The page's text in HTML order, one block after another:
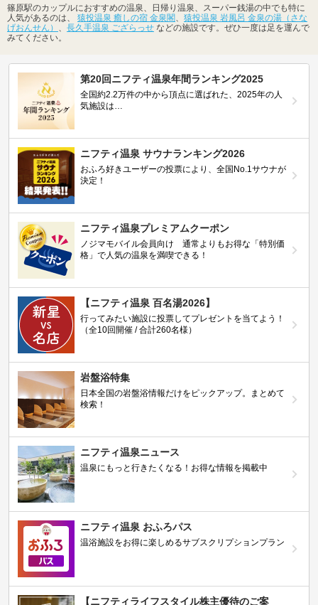
篠原駅のカップルにおすすめの温泉、日帰り温泉、スーパー銭湯の中でも特に
人気があるのは、 猿投温泉 癒しの宿 金泉閣
猿投温泉 岩風呂 金泉の湯（さな
げおんせん）
長久手温泉 ござらっせ などの施設です。ぜひ一度は足を運んで
みてください。
第20回ニフティ温泉年間ランキング2025
全国約2.2万件の中から頂点に選ばれた、2025年の人
気施設は…
ニフティ温泉 サウナランキング2026
おふろ好きユーザーの投票により、全国No.1サウナが
決定！
ニフティ温泉プレミアムクーポン
ノジマモバイル会員向け 通常よりもお得な「特別価
格」で人気の温泉を満喫できる！
【ニフティ温泉 百名湯2026】
行ってみたい施設に投票してプレゼントを当てよう！
（全10回開催 / 合計260名様）
岩盤浴特集
日本全国の岩盤浴情報だけをピックアップ。まとめて
検索！
ニフティ温泉ニュース
温泉にもっと行きたくなる！お得な情報を掲載中
ニフティ温泉 おふろパス
温浴施設をお得に楽しめるサブスクリプションプラン
【ニフティライフスタイル株主優待のご案